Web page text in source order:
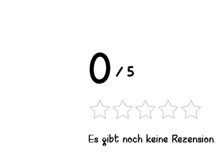
0 / 5
Es gibt noch keine Rezension.